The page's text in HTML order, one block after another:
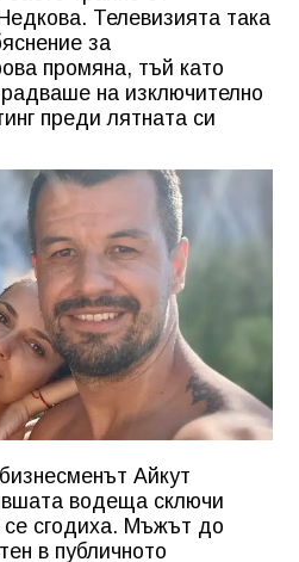
Телевизията така
за
промяна, тъй като
на изключително
преди лятната си
Айкут
водеща сключи
се сгодиха. Мъжът до
в публичното